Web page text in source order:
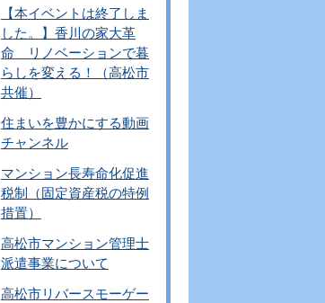
【本イベントは終了しま
した。】香川の家大革
命 リノベーションで暮
らしを変える！（高松市
共催）
住まいを豊かにする動画
チャンネル
マンション長寿命化促進
税制（固定資産税の特例
措置）
高松市マンション管理士
派遣事業について
高松市リバースモーゲー